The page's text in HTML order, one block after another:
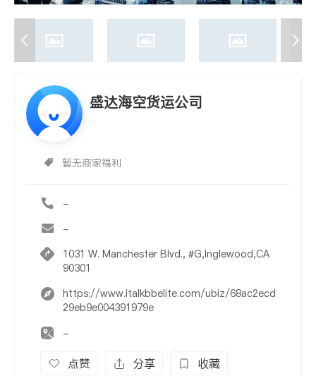
盛达海空货运公司
暂无商家福利
-
-
1031 W. Manchester Blvd., #G,Inglewood,CA
90301
https://www.italkbbelite.com/ubiz/68ac2ecd
29eb9e004391979e
-
点赞 分享 收藏